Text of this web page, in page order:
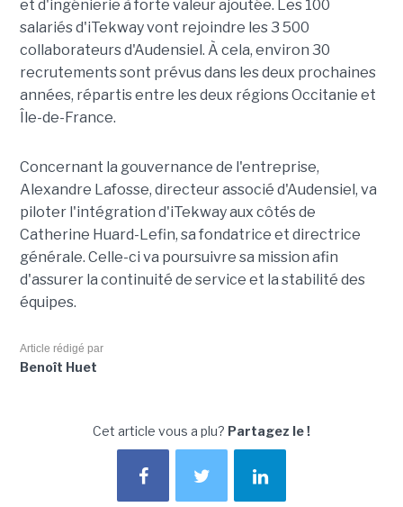
et d'ingénierie à forte valeur ajoutée. Les 100
salariés d'iTekway vont rejoindre les 3 500
collaborateurs d'Audensiel. À cela, environ 30
recrutements sont prévus dans les deux prochaines
années, répartis entre les deux régions Occitanie et
Île-de-France.
Concernant la gouvernance de l'entreprise,
Alexandre Lafosse, directeur associé d'Audensiel, va
piloter l'intégration d'iTekway aux côtés de
Catherine Huard-Lefin, sa fondatrice et directrice
générale. Celle-ci va poursuivre sa mission afin
d'assurer la continuité de service et la stabilité des
équipes.
Article rédigé par
Benoît Huet
Cet article vous a plu? Partagez le !